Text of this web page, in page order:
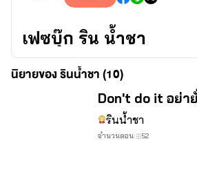
เฟซบุ๊ก ริน น้ำชา
นิยายของ รินน้ำชา (10)
Don't do it อย่า
รินน้ำชา
จำนวนตอน 52